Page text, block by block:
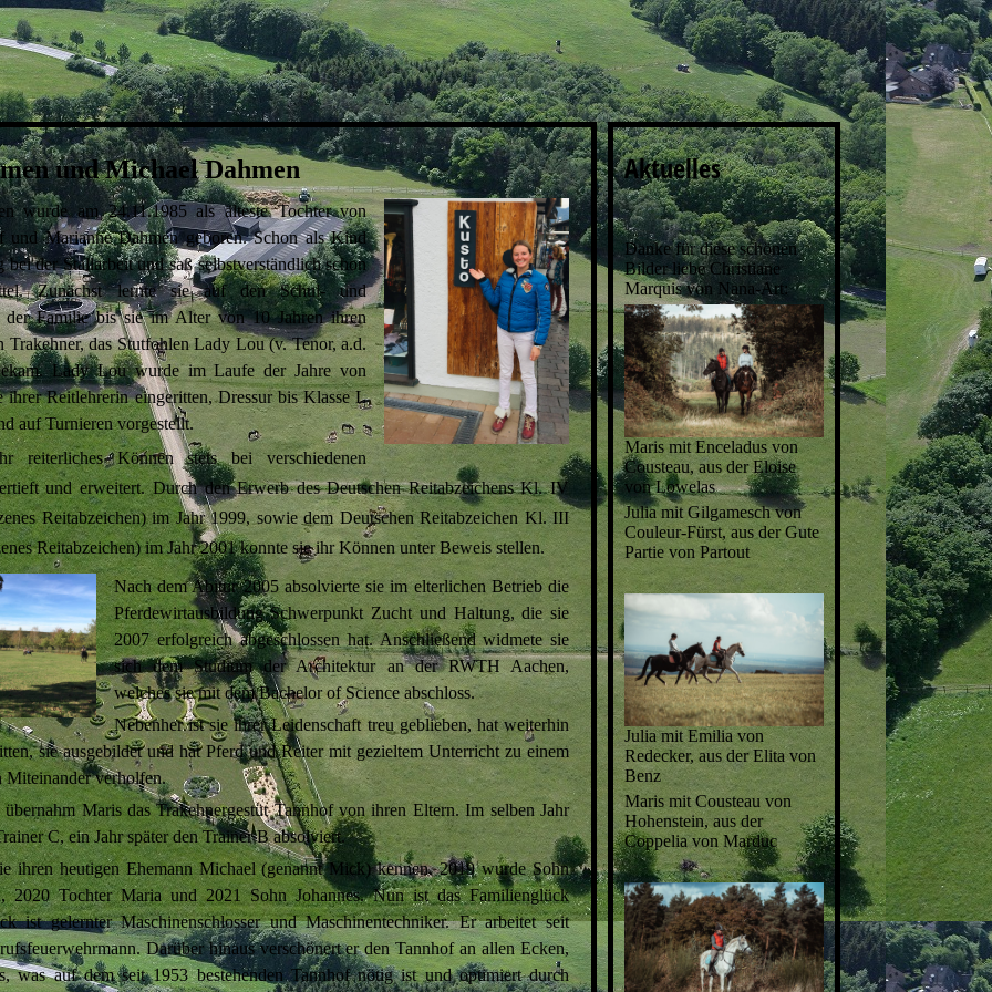
und Michael Dahmen
wurde am 24.11.1985 als älteste Tochter von
und Marianne Dahmen geboren. Schon als Kind
bei der Stallarbeit und saß selbstverständlich schon
Zunächst lernte sie auf den Schul- und
der Familie bis sie im Alter von 10 Jahren ihren
Trakehner, das Stutfohlen Lady Lou (v. Tenor, a.d.
Lady Lou wurde im Laufe der Jahre von
ihrer Reitlehrerin eingeritten, Dressur bis Klasse L
auf Turnieren vorgestellt.
reiterliches Können stets bei verschiedenen
und erweitert. Durch den Erwerb des Deutschen Reitabzeichens Kl. IV
Reitabzeichen) im Jahr 1999, sowie dem Deutschen Reitabzeichen Kl. III
Reitabzeichen) im Jahr 2001 konnte sie ihr Können unter Beweis stellen.
Nach dem Abitur 2005 absolvierte sie im elterlichen Betrieb die
Pferdewirtausbildung Schwerpunkt Zucht und Haltung, die sie
2007 erfolgreich abgeschlossen hat. Anschließend widmete sie
sich dem Studium der Architektur an der RWTH Aachen,
welches sie mit dem Bachelor of Science abschloss.
Nebenher ist sie ihrer Leidenschaft treu geblieben, hat weiterhin
sie ausgebildet und hat Pferd und Reiter mit gezieltem Unterricht zu einem
Miteinander verholfen.
Maris das Trakehnergestüt Tannhof von ihren Eltern. Im selben Jahr
C, ein Jahr später den Trainer B absolviert.
ihren heutigen Ehemann Michael (genannt Mick) kennen. 2019 wurde Sohn
2020 Tochter Maria und 2021 Sohn Johannes. Nun ist das Familienglück
ist gelernter Maschinenschlosser und Maschinentechniker. Er arbeitet seit
Darüber hinaus verschönert er den Tannhof an allen Ecken,
was auf dem seit 1953 bestehenden Tannhof nötig ist und optimiert durch
Aktuelles
Danke für diese schönen
Bilder liebe Christiane
Marquis von Nana-Art:
Maris mit Enceladus von
Cousteau, aus der Eloise
von Lowelas
Julia mit Gilgamesch von
Couleur-Fürst, aus der Gute
Partie von Partout
Julia mit Emilia von
Redecker, aus der Elita von
Benz
Maris mit Cousteau von
Hohenstein, aus der
Coppelia von Marduc